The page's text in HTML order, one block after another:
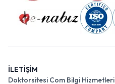
İLETİŞİM
Doktorsitesi Com Bilgi Hizmetleri